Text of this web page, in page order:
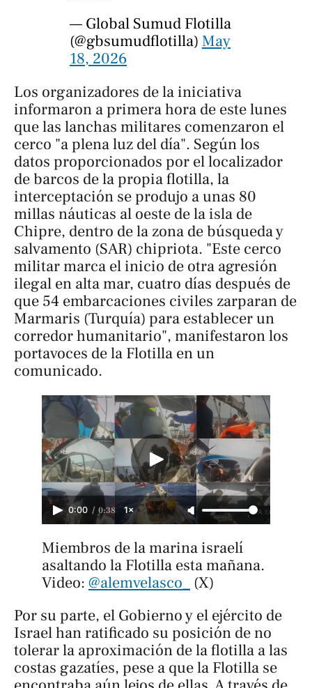
— Global Sumud Flotilla
(@gbsumudflotilla) May
18, 2026
Los organizadores de la iniciativa
informaron a primera hora de este lunes
que las lanchas militares comenzaron el
cerco "a plena luz del día". Según los
datos proporcionados por el localizador
de barcos de la propia flotilla, la
interceptación se produjo a unas 80
millas náuticas al oeste de la isla de
Chipre, dentro de la zona de búsqueda y
salvamento (SAR) chipriota. "Este cerco
militar marca el inicio de otra agresión
ilegal en alta mar, cuatro días después de
que 54 embarcaciones civiles zarparan de
Marmaris (Turquía) para establecer un
corredor humanitario", manifestaron los
portavoces de la Flotilla en un
comunicado.
0:00 / 0:38 1×
Miembros de la marina israelí
asaltando la Flotilla esta mañana.
Video: @alemvelasco_
(X)
Por su parte, el Gobierno y el ejército de
Israel han ratificado su posición de no
tolerar la aproximación de la flotilla a las
costas gazatíes, pese a que la Flotilla se